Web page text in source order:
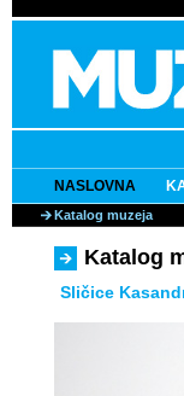
NASLOVNA
Katalog muzeja
Katalog
Sličice